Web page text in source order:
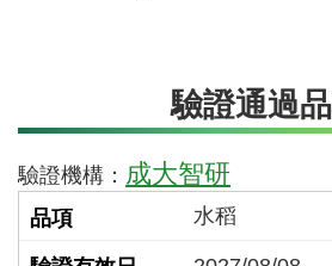
驗證通過
驗證機構： 成大智研
水稻